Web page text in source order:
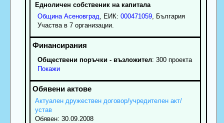
Едноличен собственик на капитала
Община Асеновград , ЕИК: 000471059, България
Участва в 7 организации.
Обществени поръчки - възложител: 300 проекта
Покажи
Актуален дружествен договор/учредителен акт/
устав
Обявен: 30.09.2008